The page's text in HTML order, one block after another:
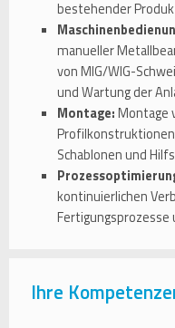
bestehender
manueller
von MIG/WIG-
und Wartung der
Montage:Montage
Schablonen und
kontinuierlichen
Fertigungsprozesse
Ihre